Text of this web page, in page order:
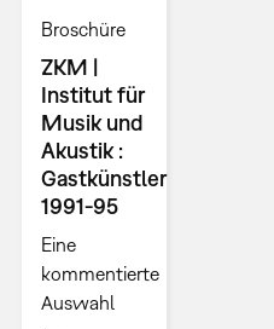
Broschüre
ZKM |
Institut für
Musik und
Akustik :
Gastkünstler
1991-95
Eine
kommentierte
Auswahl